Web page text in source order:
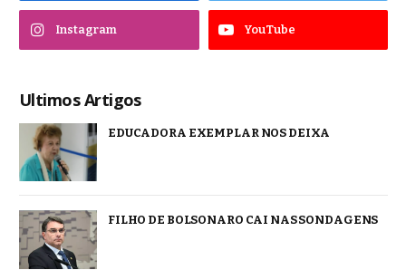
Instagram YouTube
Ultimos Artigos
EDUCADORA EXEMPLAR NOS DEIXA
FILHO DE BOLSONARO CAI NAS SONDAGENS